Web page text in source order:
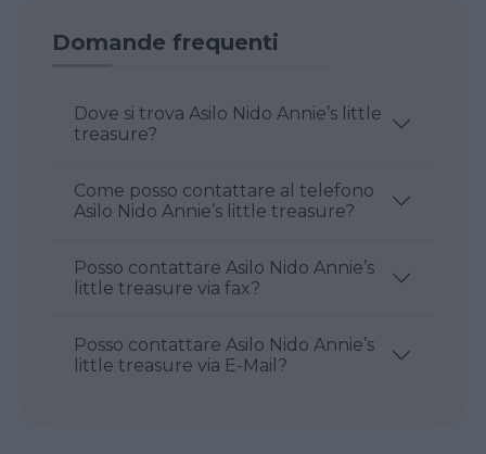
Domande frequenti
Dove si trova Asilo Nido Annie’s little
treasure?
Come posso contattare al telefono
Asilo Nido Annie’s little treasure?
Posso contattare Asilo Nido Annie’s
little treasure via fax?
Posso contattare Asilo Nido Annie’s
little treasure via E-Mail?